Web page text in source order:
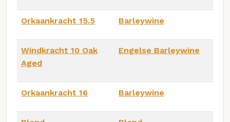
Orkaankracht 15.5 Barleywine
Windkracht 10 Oak
Aged
Engelse Barleywine
Orkaankracht 16 Barleywine